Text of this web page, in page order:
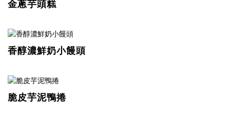
金蔥芋頭糕
香醇濃鮮奶小饅頭
脆皮芋泥鴨捲